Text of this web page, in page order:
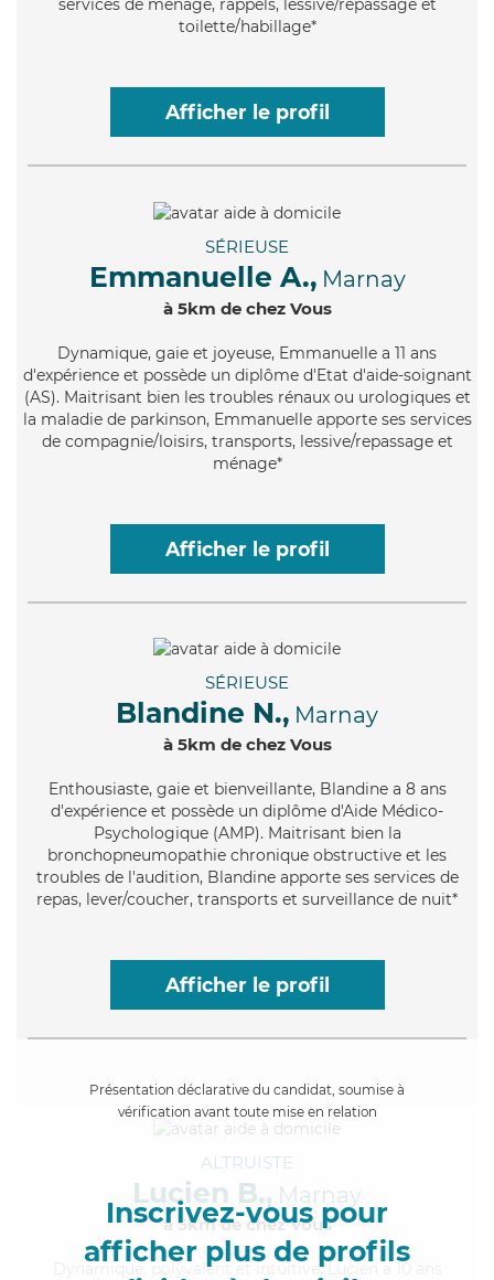
services de ménage, rappels, lessive/repassage et
toilette/habillage*
Afficher le profil
SÉRIEUSE
Emmanuelle A., Marnay
à 5km de chez Vous
Dynamique, gaie et joyeuse, Emmanuelle a 11 ans
d'expérience et possède un diplôme d'Etat d'aide-soignant
(AS). Maitrisant bien les troubles rénaux ou urologiques et
la maladie de parkinson, Emmanuelle apporte ses services
de compagnie/loisirs, transports, lessive/repassage et
ménage*
Afficher le profil
SÉRIEUSE
Blandine N., Marnay
à 5km de chez Vous
Enthousiaste, gaie et bienveillante, Blandine a 8 ans
d'expérience et possède un diplôme d'Aide Médico-
Psychologique (AMP). Maitrisant bien la
bronchopneumopathie chronique obstructive et les
troubles de l'audition, Blandine apporte ses services de
repas, lever/coucher, transports et surveillance de nuit*
Afficher le profil
Présentation déclarative du candidat, soumise à
vérification avant toute mise en relation
Inscrivez-vous pour
afficher plus de profils
ALTRUISTE
Lucien B., Marnay
à 5km de chez Vous
, polyvalent et intuitive, Lucien a 10 ans